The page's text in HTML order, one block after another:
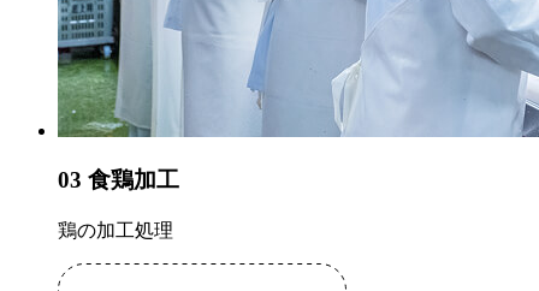
03 食鶏加工
鶏の加工処理